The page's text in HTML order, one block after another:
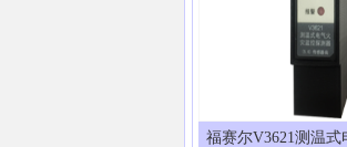
福赛尔V3621测温式